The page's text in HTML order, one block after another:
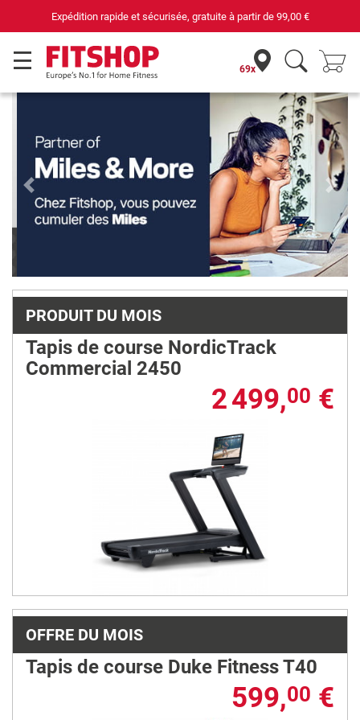
69 magasins avec 75 techniciens
69x
Previous Next
PRODUIT DU MOIS
Tapis de course NordicTrack
Commercial 2450
2 499,00 €
OFFRE DU MOIS
Tapis de course Duke Fitness T40
599,00 €